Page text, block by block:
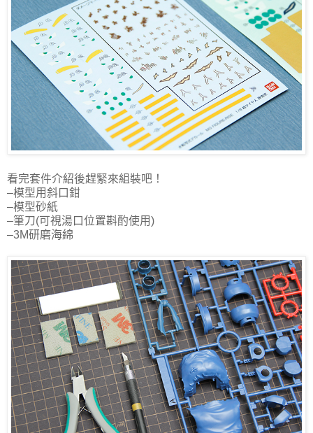
看完套件介紹後趕緊來組裝吧！
–模型用斜口鉗
–模型砂紙
–筆刀(可視湯口位置斟酌使用)
–3M研磨海綿